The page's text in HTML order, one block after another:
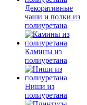
Декоративные
чаши и полки из
полиуретана
Камины из
полиуретана
Ниши из
полиуретана